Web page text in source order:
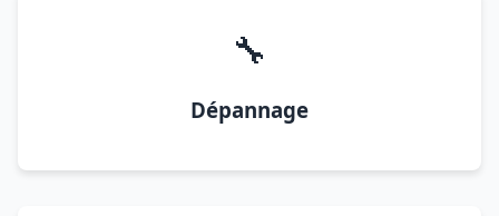
🔧
Dépannage